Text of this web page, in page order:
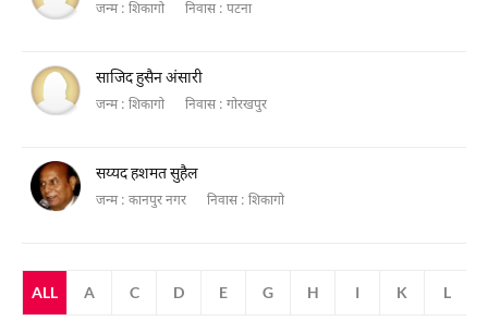
जन्म : शिकागो निवास : पटना
साजिद हुसैन अंसारी
जन्म : शिकागो निवास : गोरखपुर
सय्यद हशमत सुहैल
जन्म : कानपुर नगर निवास : शिकागो
ALL A C D E G H I K L